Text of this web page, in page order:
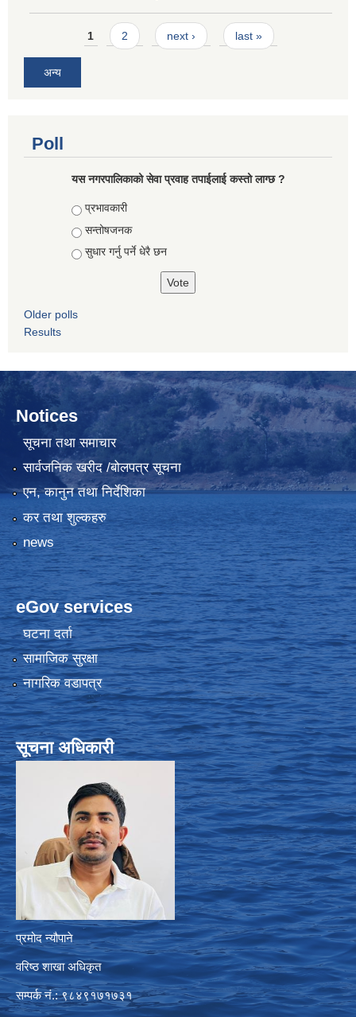
Pages1 2 next › last »
अन्य
Poll
यस नगरपालिकाको सेवा प्रवाह तपाईलाई कस्तो लाग्छ ?
Choices
प्रभावकारी
सन्तोषजनक
सुधार गर्नु पर्ने धेरै छन
Older polls
Results
Notices
सूचना तथा समाचार
सार्वजनिक खरीद /बोलपत्र सूचना
एन, कानुन तथा निर्देशिका
कर तथा शुल्कहरु
news
eGov services
घटना दर्ता
सामाजिक सुरक्षा
नागरिक वडापत्र
सूचना अधिकारी
प्रमोद न्यौपाने
वरिष्ठ शाखा अधिकृत
सम्पर्क नं.: ९८४९१७१७३१